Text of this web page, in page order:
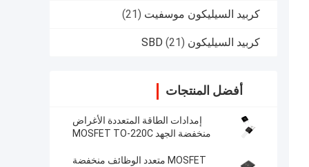
كربيد السيليكون موسفيت (21)
كربيد السيليكون SBD (21)
أفضل المنتجات
إمدادات الطاقة المتعددة الأغراض
منخفضة الجهد MOSFET TO-220C
MOSFET متعدد الوظائف منخفضة